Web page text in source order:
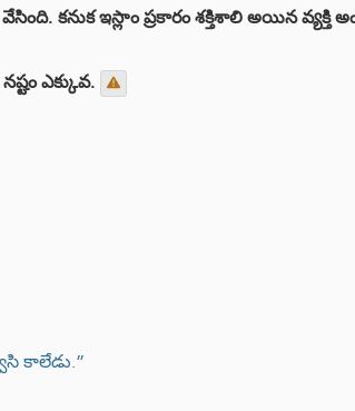
కనుక ఇస్లాం ప్రకారం శక్తిశాలి అయిన వ్యక్తి
ఎక్కువ.
కాలేడు.”